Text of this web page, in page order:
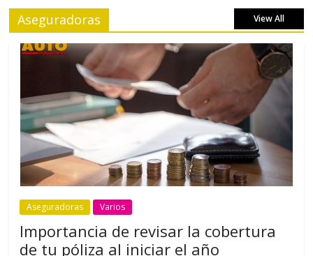
Aseguradoras View All
Aseguradoras Varios
Importancia de revisar la cobertura
de tu póliza al iniciar el año